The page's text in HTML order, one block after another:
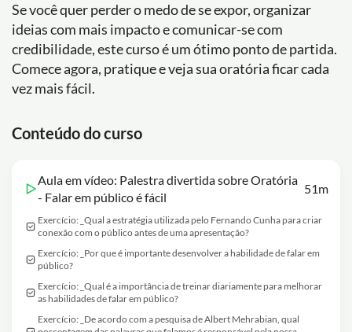
Se você quer perder o medo de se expor, organizar
ideias com mais impacto e comunicar-se com
credibilidade, este curso é um ótimo ponto de partida.
Comece agora, pratique e veja sua oratória ficar cada
vez mais fácil.
Conteúdo do curso
Aula em vídeo: Palestra divertida sobre Oratória
- Falar em público é fácil
51m
Exercício: _Qual a estratégia utilizada pelo Fernando Cunha para criar
conexão com o público antes de uma apresentação?
Exercício: _Por que é importante desenvolver a habilidade de falar em
público?
Exercício: _Qual é a importância de treinar diariamente para melhorar
as habilidades de falar em público?
Exercício: _De acordo com a pesquisa de Albert Mehrabian, qual